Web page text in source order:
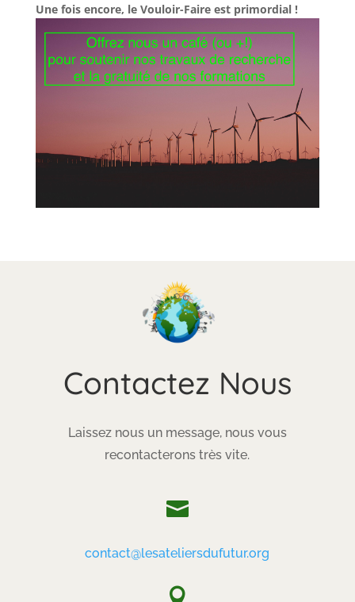
Une fois encore, le Vouloir-Faire est primordial !
Contactez Nous
Laissez nous un message, nous vous
recontacterons très vite.

contact@lesateliersdufutur.org
